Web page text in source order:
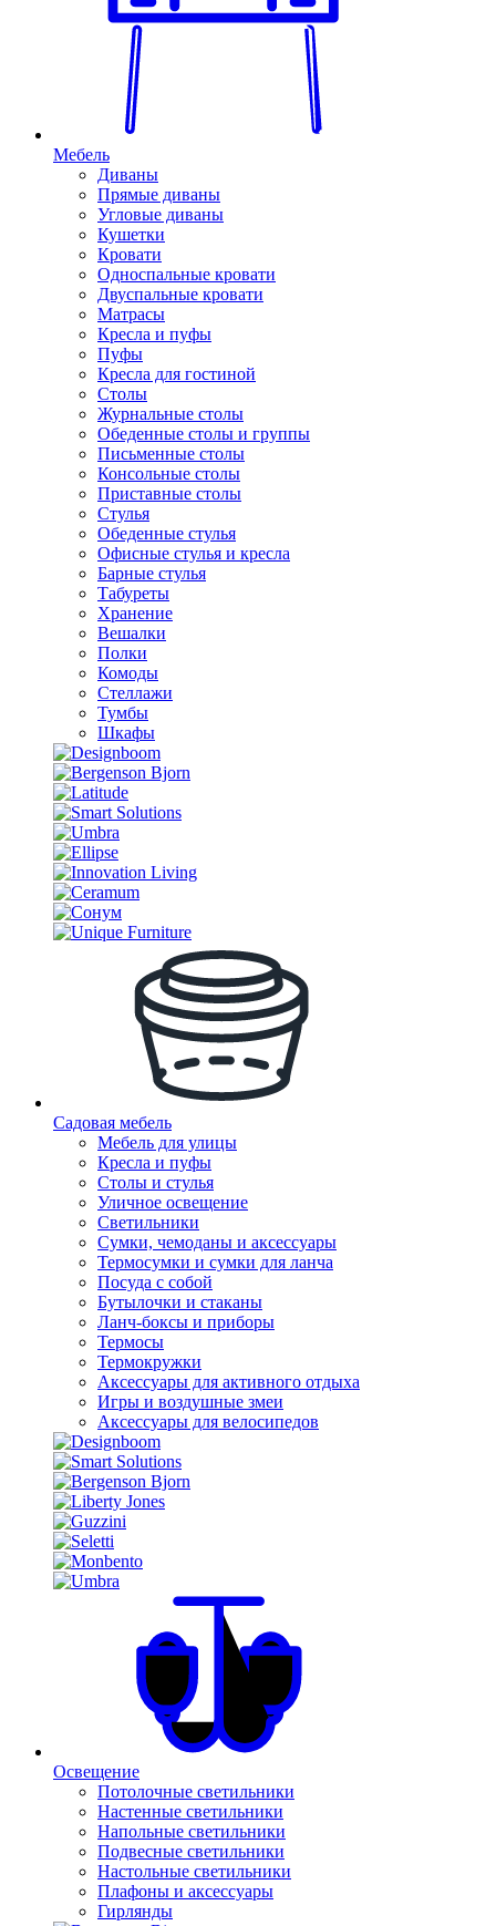
Мебель
Диваны
Прямые диваны
Угловые диваны
Кушетки
Кровати
Односпальные кровати
Двуспальные кровати
Матрасы
Кресла и пуфы
Пуфы
Кресла для гостиной
Столы
Журнальные столы
Обеденные столы и группы
Письменные столы
Консольные столы
Приставные столы
Стулья
Обеденные стулья
Офисные стулья и кресла
Барные стулья
Табуреты
Хранение
Вешалки
Полки
Комоды
Стеллажи
Тумбы
Шкафы
Садовая мебель
Мебель для улицы
Кресла и пуфы
Столы и стулья
Уличное освещение
Светильники
Сумки, чемоданы и аксессуары
Термосумки и сумки для ланча
Посуда с собой
Бутылочки и стаканы
Ланч-боксы и приборы
Термосы
Термокружки
Аксессуары для активного отдыха
Игры и воздушные змеи
Аксессуары для велосипедов
Освещение
Потолочные светильники
Настенные светильники
Напольные светильники
Подвесные светильники
Настольные светильники
Плафоны и аксессуары
Гирлянды